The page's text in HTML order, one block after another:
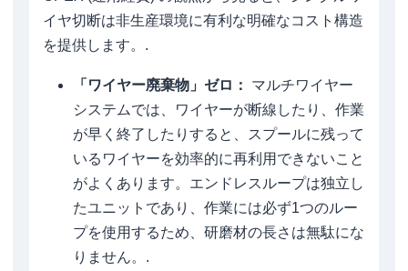
イヤ切断は非生産環境に有利な明確なコスト構造
を提供します。.
「ワイヤー廃棄物」ゼロ：
マルチワイヤー
システムでは、ワイヤーが断線したり、作業
が早く終了したりすると、スプールに残って
いるワイヤーを効率的に再利用できないこと
がよくあります。エンドレスループは独立し
たユニットであり、作業には必ず1つのルー
プを使用するため、研磨材の長さは無駄にな
りません。.